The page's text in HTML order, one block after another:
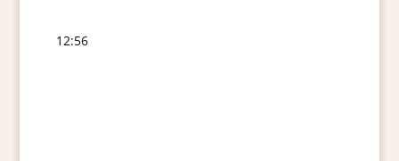
12:56